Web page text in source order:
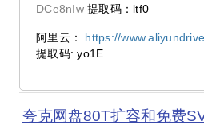
DCe8nIw提取码：ltf0
阿里云： https://
提取码: yo1E
夸克网盘80T扩容和免费